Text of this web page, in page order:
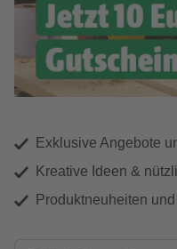
Exklusive Angebote
Kreative Ideen &
Produktneuheiten